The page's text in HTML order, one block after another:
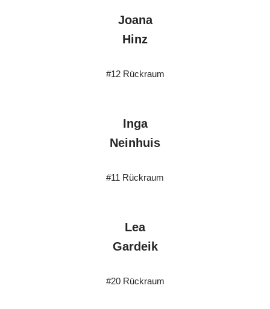
Joana
Hinz
#12 Rückraum
Inga
Neinhuis
#11 Rückraum
Lea
Gardeik
#20 Rückraum